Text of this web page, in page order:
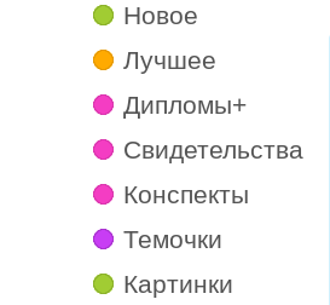
Новое
Лучшее
Дипломы+
Свидетельства
Конспекты
Темочки
Картинки